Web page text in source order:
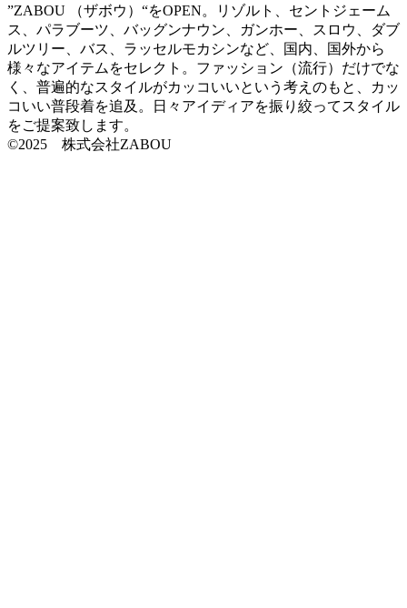
”ZABOU （ザボウ）“をOPEN。リゾルト、セントジェーム
ス、パラブーツ、バッグンナウン、ガンホー、スロウ、ダブ
ルツリー、バス、ラッセルモカシンなど、国内、国外から
様々なアイテムをセレクト。ファッション（流行）だけでな
く、普遍的なスタイルがカッコいいという考えのもと、カッ
コいい普段着を追及。日々アイディアを振り絞ってスタイル
をご提案致します。
©2025 株式会社ZABOU